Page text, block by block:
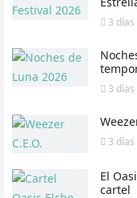
3 días
3 días
3 días
El
cartel